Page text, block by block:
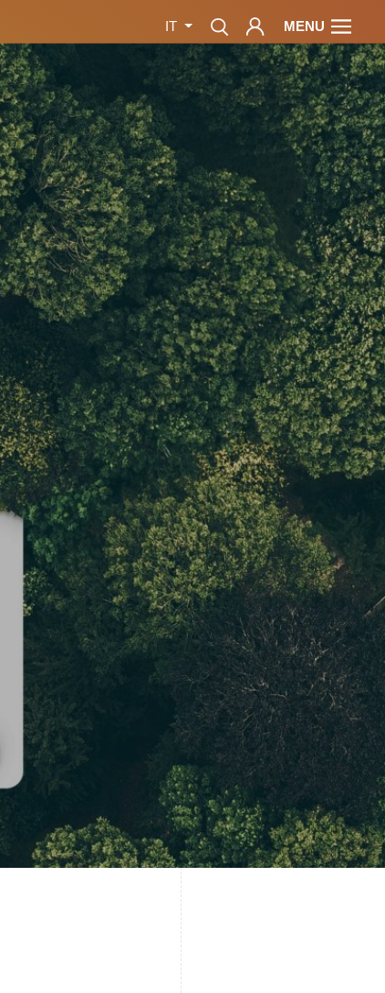
IT MENU